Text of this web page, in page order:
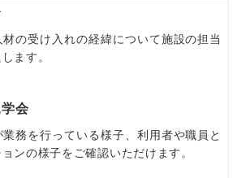
の受け入れの経緯について施設の担当
ます。
会
務を行っている様子、利用者や職員と
ンの様子をご確認いただけます。